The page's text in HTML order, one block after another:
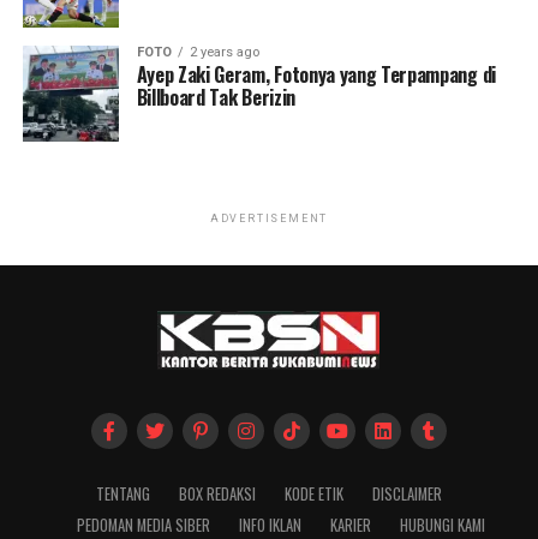
FOTO 2 years ago
Ayep Zaki Geram, Fotonya yang Terpampang di
Billboard Tak Berizin
ADVERTISEMENT
TENTANG BOX REDAKSI KODE ETIK
DISCLAIMER
PEDOMAN MEDIA SIBER
INFO IKLAN KARIER HUBUNGI KAMI